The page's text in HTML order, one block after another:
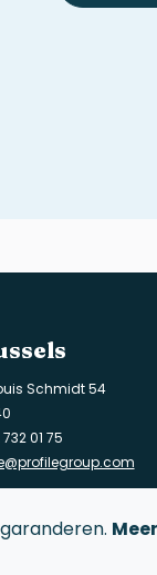
Schmidt 54
01 75